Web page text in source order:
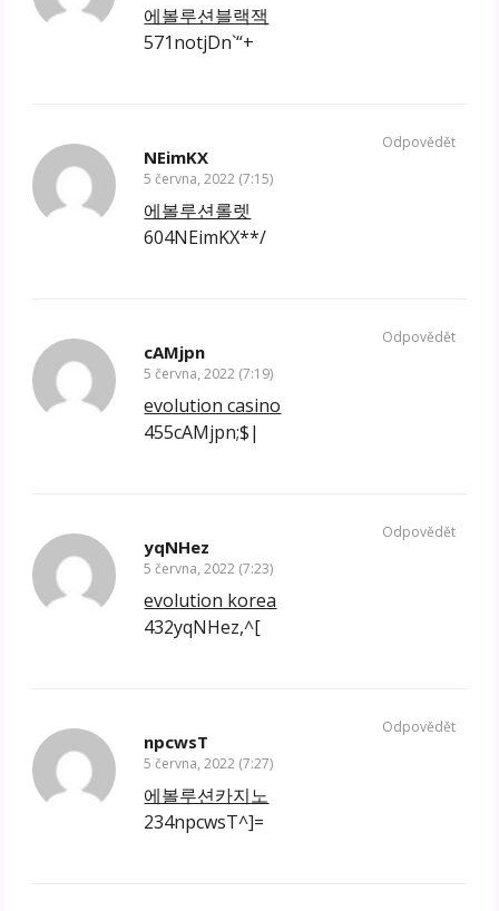
에볼루션블랙잭
571notjDn`“+
NEimKX
5 června, 2022 (7:15)
에볼루션롤렛
604NEimKX**/
Odpovědět
cAMjpn
5 června, 2022 (7:19)
evolution casino
455cAMjpn;$|
Odpovědět
yqNHez
5 června, 2022 (7:23)
evolution korea
432yqNHez,^[
Odpovědět
npcwsT
5 června, 2022 (7:27)
에볼루션카지노
234npcwsT^]=
Odpovědět